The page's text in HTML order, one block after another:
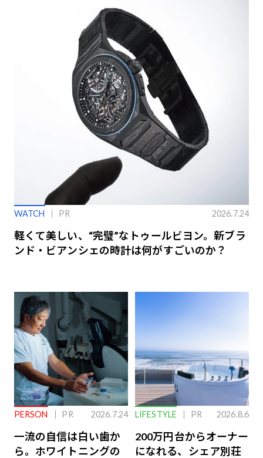
WATCH PR 2026.7.24
軽くて美しい、“完璧”なトゥールビヨン。新ブラ
ンド・ビアンシェの時計は何がすごいのか？
PERSON PR 2026.7.24
一流の自信は白い歯か
ら。ホワイトニングの
LIFESTYLE PR 2026.8.6
200万円台からオーナー
になれる、シェア別荘